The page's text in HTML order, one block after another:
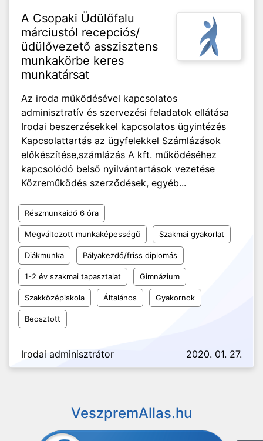
A Csopaki Üdülőfalu
márciustól recepciós/
üdülővezető asszisztens
munkakörbe keres
munkatársat
Az iroda működésével kapcsolatos
adminisztratív és szervezési feladatok ellátása
Irodai beszerzésekkel kapcsolatos ügyintézés
Kapcsolattartás az ügyfelekkel Számlázások
előkészítése,számlázás A kft. működéséhez
kapcsolódó belső nyilvántartások vezetése
Közreműködés szerződések, egyéb...
Részmunkaidő 6 óra
Megváltozott munkaképességű Szakmai gyakorlat
Diákmunka Pályakezdő/friss diplomás
1-2 év szakmai tapasztalat Gimnázium
Szakközépiskola Általános Gyakornok
Beosztott
Irodai adminisztrátor 2020. 01. 27.
VeszpremAllas.hu